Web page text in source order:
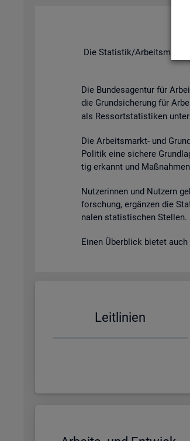
Die Sta­tis­tik/
Die Bun­des­agen­tur für
die Grund­si­che­rung für
als Res­sort­sta­tis­ti­ken
Die Ar­beits­markt- und
Po­li­tik eine si­che­re
tig er­kannt und
Nut­ze­rin­nen und Nut­zern
for­schung, er­gän­zen die
na­len sta­tis­ti­schen Stel­len.
Einen Über­blick bie­tet
Leit­li­ni­en